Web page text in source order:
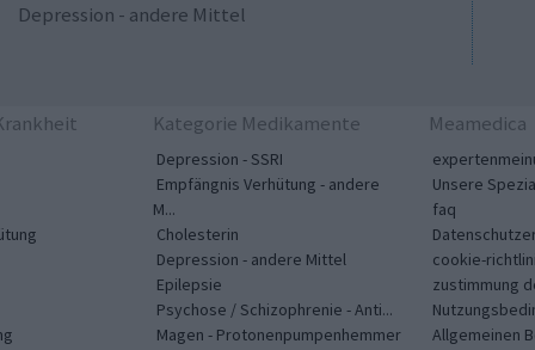
Depression - andere Mittel
Kategorie Medikamente
Depression - SSRI
Empfängnis Verhütung - andere
M...
Cholesterin
Depression - andere Mittel
Epilepsie
Psychose / Schizophrenie - Anti...
Magen - Protonenpumpenhemmer
Meamedica
Unsere
faq
cookie-
zustimmung
Allgemeinen